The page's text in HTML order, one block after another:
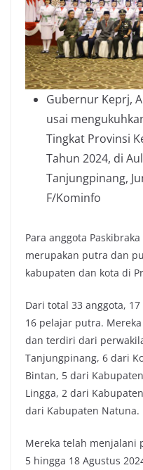
Gubernur Keprj,
usai
Tingkat Provinsi
Tahun 2024, di
Tanjungpinang,
F/Kominfo
Para anggota
merupakan putra dan
kabupaten dan kota di
Dari total 33 anggota,
16 pelajar putra.
dan terdiri dari
Tanjungpinang, 6 dari
Bintan, 5 dari
Lingga, 2 dari
dari Kabupaten Natuna.
Mereka telah menjalani
5 hingga 18 Agustus